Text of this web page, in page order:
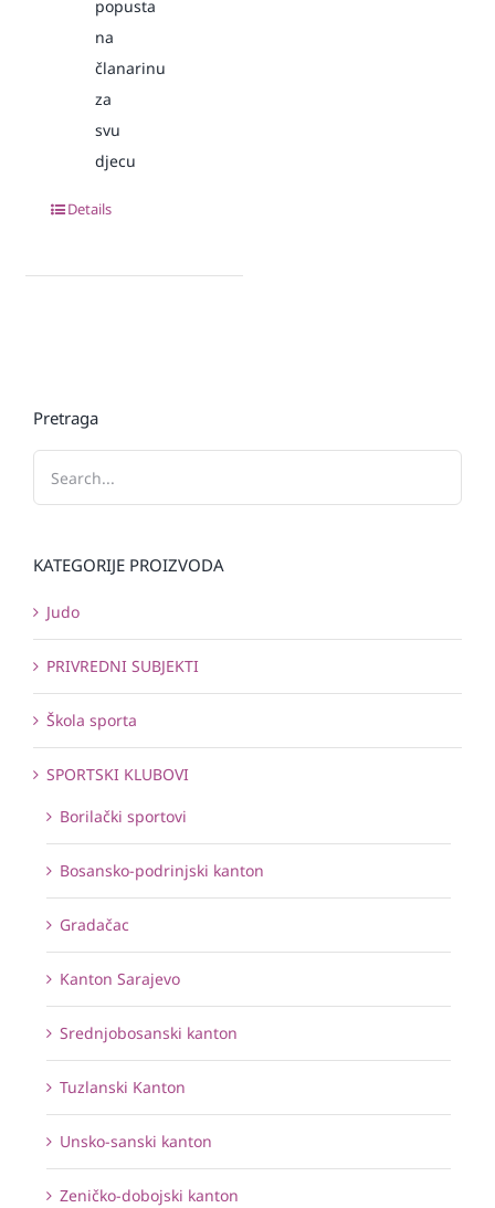
popusta
na
članarinu
za
svu
djecu
Details
Pretraga
KATEGORIJE PROIZVODA
Judo
PRIVREDNI SUBJEKTI
Škola sporta
SPORTSKI KLUBOVI
Borilački sportovi
Bosansko-podrinjski kanton
Gradačac
Kanton Sarajevo
Srednjobosanski kanton
Tuzlanski Kanton
Unsko-sanski kanton
Zeničko-dobojski kanton